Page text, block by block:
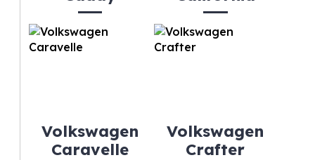
Volkswagen
Caravelle
Volkswagen
Crafter